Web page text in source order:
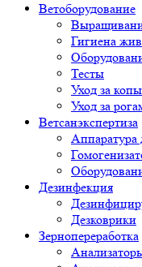
Ветоборудование
Гигиена
Тесты
Уход за
Уход за
Ветсанэкспертиза
Аппаратура
Дезинфекция
Дезковрики
Зернопереработка